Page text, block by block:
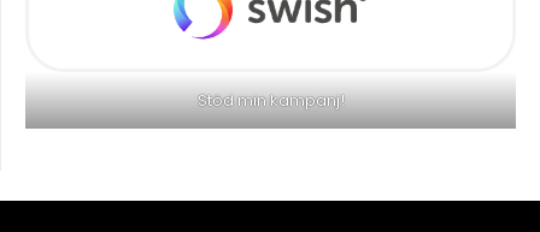
Stöd min kampanj!